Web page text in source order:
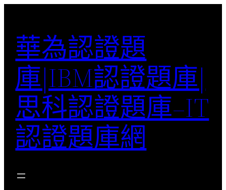
華為認證題
庫|IBM認證題庫|
思科認證題庫–IT
認證題庫網